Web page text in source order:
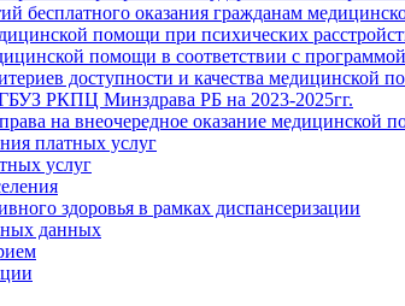
бесплатного оказания гражданам
помощи при психических
помощи в соответствии с
доступности и качества медицинской
ГБУЗ РКПЦ Минздрава РБ на 2023-2025гг.
на внеочередное оказание медицинской
платных услуг
услуг
здоровья в рамках диспансеризации
данных